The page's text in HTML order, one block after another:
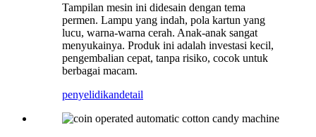
Tampilan mesin ini didesain dengan tema
permen. Lampu yang indah, pola kartun yang
lucu, warna-warna cerah. Anak-anak sangat
menyukainya. Produk ini adalah investasi kecil,
pengembalian cepat, tanpa risiko, cocok untuk
berbagai macam.
penyelidikandetail